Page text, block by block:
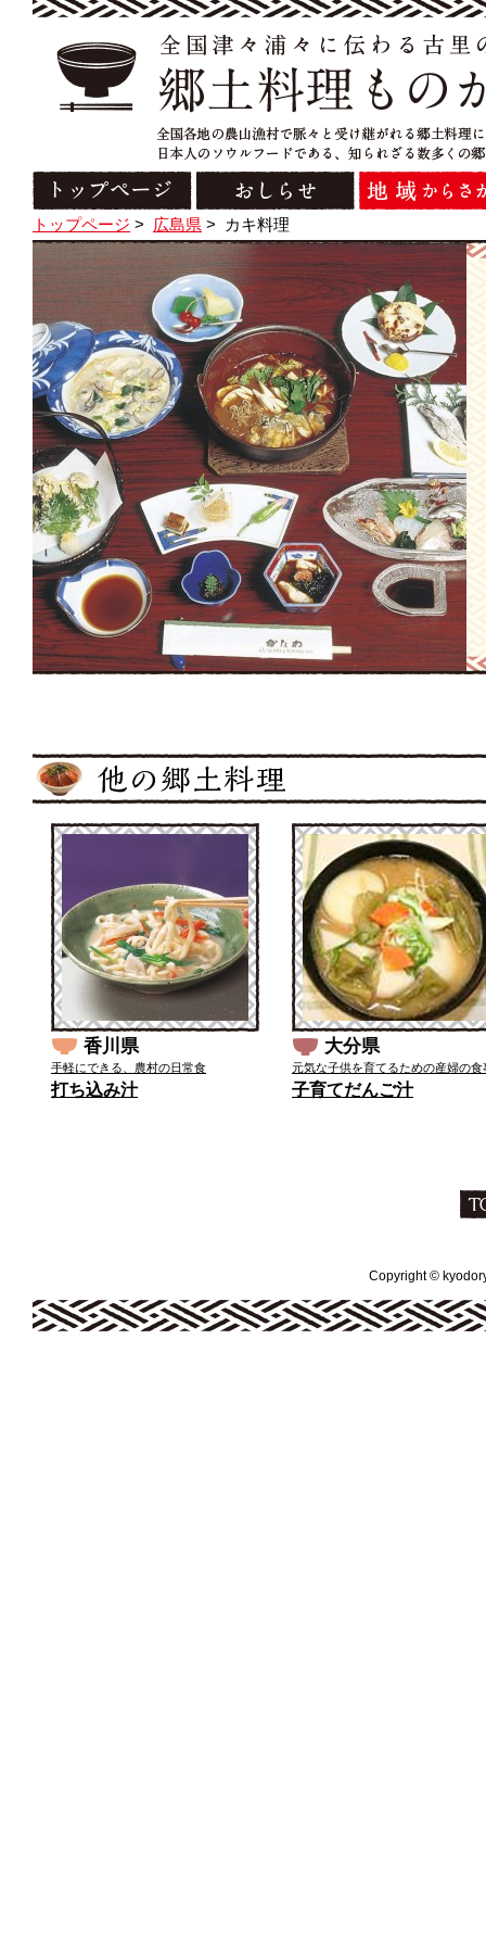
トップページ > 広島県 > カキ料理
香川県
手軽にできる、農村の日常食
打ち込み汁
大分県
元気な子供を育てるための産婦の食
子育てだんご汁
Copyright ©